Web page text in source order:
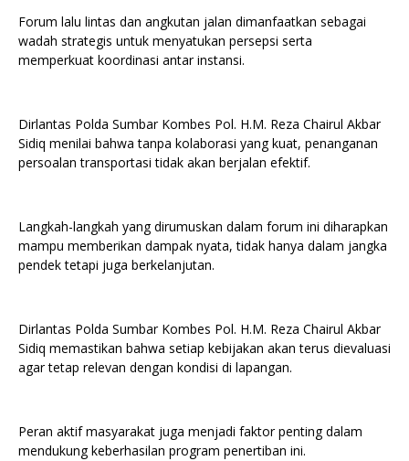
Forum lalu lintas dan angkutan jalan dimanfaatkan sebagai
wadah strategis untuk menyatukan persepsi serta
memperkuat koordinasi antar instansi.
Dirlantas Polda Sumbar Kombes Pol. H.M. Reza Chairul Akbar
Sidiq menilai bahwa tanpa kolaborasi yang kuat, penanganan
persoalan transportasi tidak akan berjalan efektif.
Langkah-langkah yang dirumuskan dalam forum ini diharapkan
mampu memberikan dampak nyata, tidak hanya dalam jangka
pendek tetapi juga berkelanjutan.
Dirlantas Polda Sumbar Kombes Pol. H.M. Reza Chairul Akbar
Sidiq memastikan bahwa setiap kebijakan akan terus dievaluasi
agar tetap relevan dengan kondisi di lapangan.
Peran aktif masyarakat juga menjadi faktor penting dalam
mendukung keberhasilan program penertiban ini.